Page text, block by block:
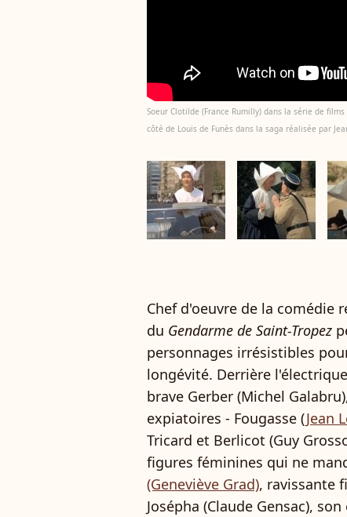
Soeur Clotilde (France Rumilly) dans la série de
côté de Louis de Funès dans la saga réalisée par
Chef d'oeuvre de la comédie
du Gendarme de Saint-Tropez
personnages irrésistibles
longévité. Derrière
brave Gerber (Michel
expiatoires - Fougasse (Jean
Tricard et Berlicot (Guy
figures féminines qui ne
(Geneviève Grad), ravissante
Josépha (Claude Gensac),